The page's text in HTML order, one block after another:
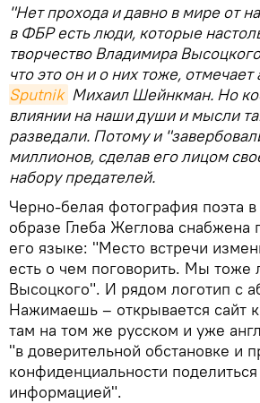
"Нет прохода и давно в мире от
в ФБР есть люди, которые
творчество Владимира
что это он и о них тоже, отмечает
Sputnik Михаил Шейнкман. Но
влиянии на наши души и мысли
разведали. Потому и
миллионов, сделав его лицом
набору предателей.
Черно-белая фотография поэта
образе Глеба Жеглова снабжена
его языке: "Место встречи
есть о чем поговорить. Мы тоже
Высоцкого". И рядом логотип с
Нажимаешь – открывается сайт
там на том же русском и уже
"в доверительной обстановке и
конфиденциальности
информацией".